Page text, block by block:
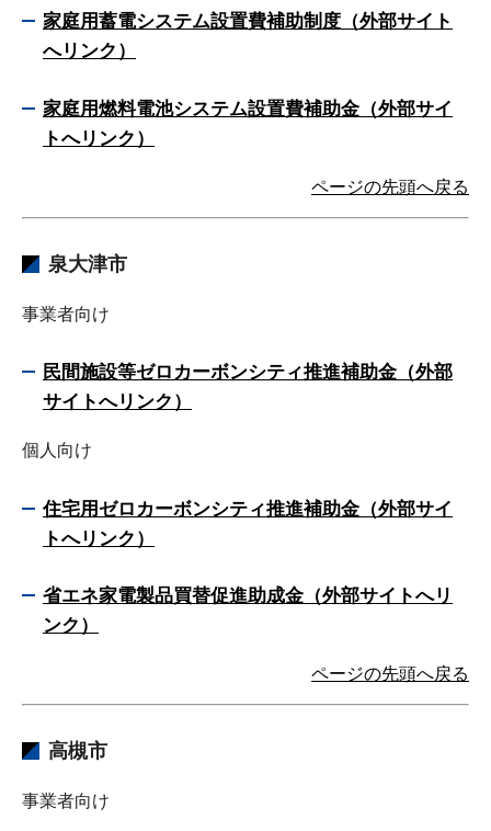
家庭用蓄電システム設置費補助制度（外部サイト
へリンク）
家庭用燃料電池システム設置費補助金（外部サイ
トへリンク）
ページの先頭へ戻る
泉大津市
事業者向け
民間施設等ゼロカーボンシティ推進補助金（外部
サイトへリンク）
個人向け
住宅用ゼロカーボンシティ推進補助金（外部サイ
トへリンク）
省エネ家電製品買替促進助成金（外部サイトへリ
ンク）
ページの先頭へ戻る
高槻市
事業者向け